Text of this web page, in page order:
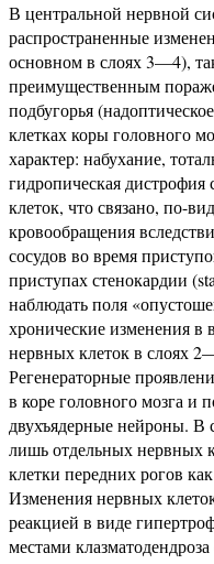
В центральной нервной
распространенные
основном в слоях 3—4),
преимущественным
подбугорья
клетках коры головного
характер: набухание,
гидропическая
клеток, что связано, по-
кровообращения
сосудов во время
приступах стенокардии
наблюдать поля
хронические изменения
нервных клеток в слоях
Регенераторные
в коре головного мозга и
двухъядерные нейроны. В
лишь отдельных нервных
клетки передних рогов
Изменения нервных
реакцией в виде
местами